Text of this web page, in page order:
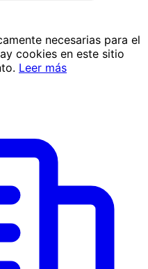
necesarias para el
cookies en este sitio
Leer más